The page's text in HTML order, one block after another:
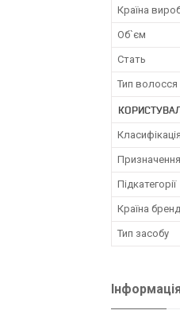
Країна
Об`єм
Стать
Тип волосся
Класифікація
Призначення
Підкатегорії
Країна
Тип засобу